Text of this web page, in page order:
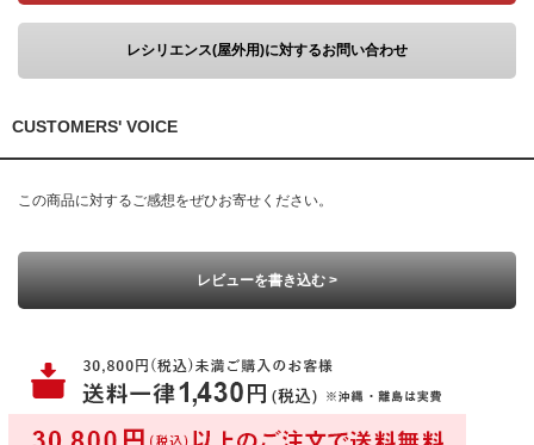
レシリエンス(屋外用)に対するお問い合わせ
CUSTOMERS' VOICE
この商品に対するご感想をぜひお寄せください。
レビューを書き込む >